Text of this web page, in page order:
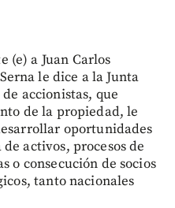
(e) a Juan Carlos
le dice a la Junta
accionistas, que
de la propiedad, le
oportunidades
activos, procesos de
o consecución de socios
tanto nacionales